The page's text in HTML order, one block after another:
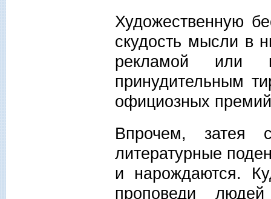
Художественную
скудость мысли в
рекламой или
принудительным
официозных
Впрочем,
литературные
и нарождаются.
проповеди людей